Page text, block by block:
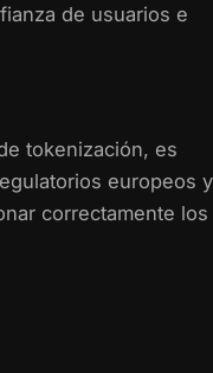
de usuarios e
tokenización, es
europeos y
correctamente los